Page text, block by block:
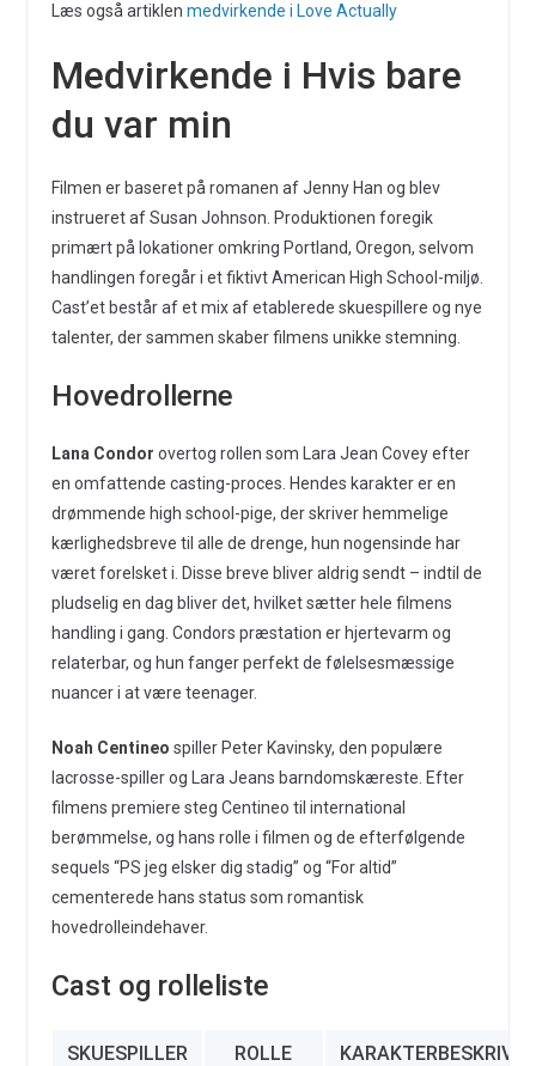
Læs også artiklen medvirkende i Love Actually
Medvirkende i Hvis bare
du var min
Filmen er baseret på romanen af Jenny Han og blev
instrueret af Susan Johnson. Produktionen foregik
primært på lokationer omkring Portland, Oregon, selvom
handlingen foregår i et fiktivt American High School-miljø.
Cast’et består af et mix af etablerede skuespillere og nye
talenter, der sammen skaber filmens unikke stemning.
Hovedrollerne
Lana Condor overtog rollen som Lara Jean Covey efter
en omfattende casting-proces. Hendes karakter er en
drømmende high school-pige, der skriver hemmelige
kærlighedsbreve til alle de drenge, hun nogensinde har
været forelsket i. Disse breve bliver aldrig sendt – indtil de
pludselig en dag bliver det, hvilket sætter hele filmens
handling i gang. Condors præstation er hjertevarm og
relaterbar, og hun fanger perfekt de følelsesmæssige
nuancer i at være teenager.
Noah Centineo spiller Peter Kavinsky, den populære
lacrosse-spiller og Lara Jeans barndomskæreste. Efter
filmens premiere steg Centineo til international
berømmelse, og hans rolle i filmen og de efterfølgende
sequels “PS jeg elsker dig stadig” og “For altid”
cementerede hans status som romantisk
hovedrolleindehaver.
Cast og rolleliste
SKUESPILLER ROLLE